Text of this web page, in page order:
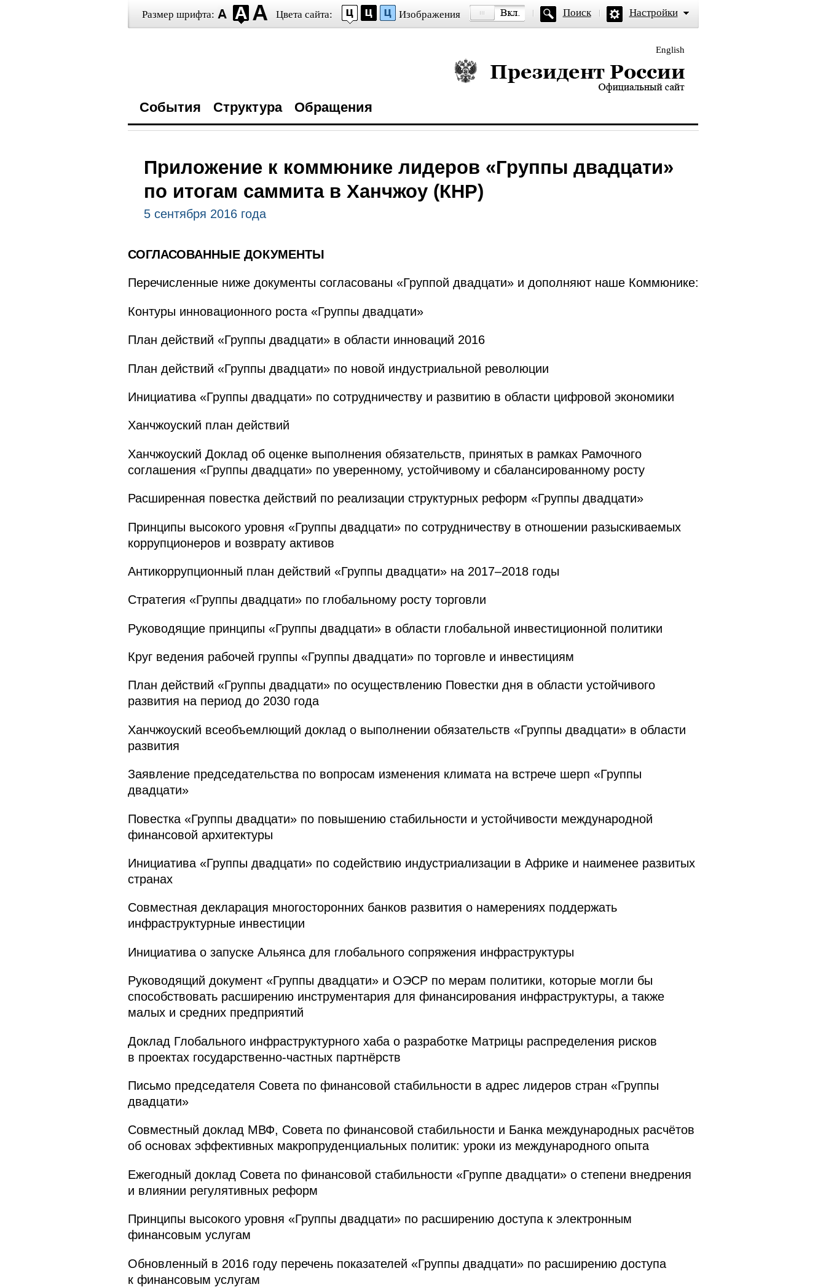
Размер шрифта: Цвета сайта: Изображения Поиск Настройки
English
Президент России — официальный сайт
События Структура Обращения
Приложение к коммюнике лидеров «Группы двадцати»
по итогам саммита в Ханчжоу (КНР)
5 сентября 2016 года
СОГЛАСОВАННЫЕ ДОКУМЕНТЫ
Перечисленные ниже документы согласованы «Группой двадцати» и дополняют наше Коммюнике:
Контуры инновационного роста «Группы двадцати»
План действий «Группы двадцати» в области инноваций 2016
План действий «Группы двадцати» по новой индустриальной революции
Инициатива «Группы двадцати» по сотрудничеству и развитию в области цифровой экономики
Ханчжоуский план действий
Ханчжоуский Доклад об оценке выполнения обязательств, принятых в рамках Рамочного
соглашения «Группы двадцати» по уверенному, устойчивому и сбалансированному росту
Расширенная повестка действий по реализации структурных реформ «Группы двадцати»
Принципы высокого уровня «Группы двадцати» по сотрудничеству в отношении разыскиваемых
коррупционеров и возврату активов
Антикоррупционный план действий «Группы двадцати» на 2017–2018 годы
Стратегия «Группы двадцати» по глобальному росту торговли
Руководящие принципы «Группы двадцати» в области глобальной инвестиционной политики
Круг ведения рабочей группы «Группы двадцати» по торговле и инвестициям
План действий «Группы двадцати» по осуществлению Повестки дня в области устойчивого
развития на период до 2030 года
Ханчжоуский всеобъемлющий доклад о выполнении обязательств «Группы двадцати» в области
развития
Заявление председательства по вопросам изменения климата на встрече шерп «Группы
двадцати»
Повестка «Группы двадцати» по повышению стабильности и устойчивости международной
финансовой архитектуры
Инициатива «Группы двадцати» по содействию индустриализации в Африке и наименее развитых
странах
Совместная декларация многосторонних банков развития о намерениях поддержать
инфраструктурные инвестиции
Инициатива о запуске Альянса для глобального сопряжения инфраструктуры
Руководящий документ «Группы двадцати» и ОЭСР по мерам политики, которые могли бы
способствовать расширению инструментария для финансирования инфраструктуры, а также
малых и средних предприятий
Доклад Глобального инфраструктурного хаба о разработке Матрицы распределения рисков
в проектах государственно-частных партнёрств
Письмо председателя Совета по финансовой стабильности в адрес лидеров стран «Группы
двадцати»
Совместный доклад МВФ, Совета по финансовой стабильности и Банка международных расчётов
об основах эффективных макропруденциальных политик: уроки из международного опыта
Ежегодный доклад Совета по финансовой стабильности «Группе двадцати» о степени внедрения
и влиянии регулятивных реформ
Принципы высокого уровня «Группы двадцати» по расширению доступа к электронным
финансовым услугам
Обновленный в 2016 году перечень показателей «Группы двадцати» по расширению доступа
к финансовым услугам